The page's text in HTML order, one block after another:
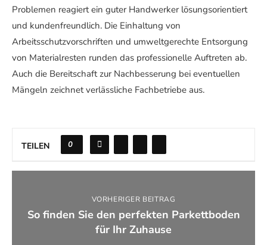
Problemen reagiert ein guter Handwerker lösungsorientiert
und kundenfreundlich. Die Einhaltung von
Arbeitsschutzvorschriften und umweltgerechte Entsorgung
von Materialresten runden das professionelle Auftreten ab.
Auch die Bereitschaft zur Nachbesserung bei eventuellen
Mängeln zeichnet verlässliche Fachbetriebe aus.
TEILEN 0
VORHERIGER BEITRAG
So finden Sie den perfekten Parkettboden
für Ihr Zuhause